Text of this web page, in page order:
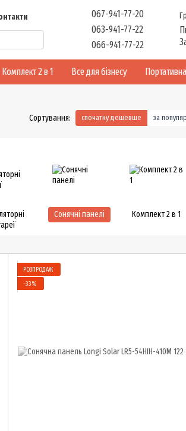
067-941-77-20
063-941-77-22
066-941-77-22
Комплект 2 в 1 Все для бізнесу
Сортування: спочатку дешевше за
Сонячні панелі Комплект 2 в 1
РОЗПРОДАЖ
−33%